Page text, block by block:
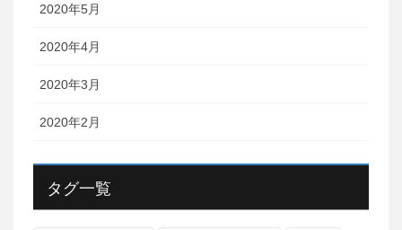
2020年5月
2020年4月
2020年3月
2020年2月
タグ一覧